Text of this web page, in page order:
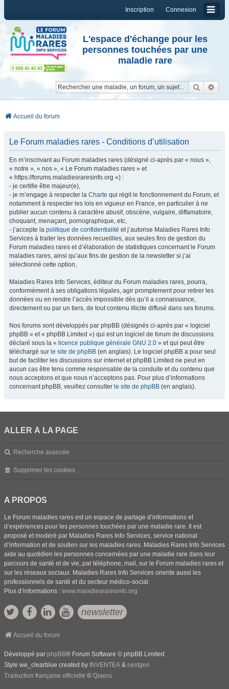
Connexion
Inscription
L'espace d'échange pour les
personnes touchées par une
maladie rare
Accueil du forum
Le Forum maladies rares - Conditions d’utilisation
En m’inscrivant au Forum maladies rares (désigné ci-après par « nous »,
« notre », « nos », « Le Forum maladies rares » et
« https://forums.maladiesraresinfo.org ») :
- je certifie être majeur(e),
- je m’engage à respecter la Charte qui régit le fonctionnement du Forum, et
notamment à respecter les lois en vigueur en France, en particulier à ne
publier aucun contenu à caractère abusif, obscène, vulgaire, diffamatoire,
choquant, menaçant, pornographique, etc,
- j’accepte la politique de confidentialité et j’autorise Maladies Rares Info
Services à traiter les données recueillies, aux seules fins de gestion du
Forum maladies rares et d’élaboration de statistiques concernant le Forum
maladies rares, ainsi qu’aux fins de gestion de la newsletter si j’ai
sélectionné cette option,
Maladies Rares Info Services, éditeur du Forum maladies rares, pourra,
conformément à ses obligations légales, agir promptement pour retirer les
données ou en rendre l’accès impossible dès qu’il a connaissance,
directement ou par un tiers, de tout contenu illicite diffusé dans ses forums.
Nos forums sont développés par phpBB (désignés ci-après par « logiciel
phpBB » et « phpBB Limited ») qui est un logiciel de forum de discussions
déclaré sous la « licence publique générale GNU 2.0 » et qui peut être
téléchargé sur le site de phpBB (en anglais). Le logiciel phpBB a pour seul
but de faciliter les discussions sur internet et phpBB Limited ne peut en
aucun cas être tenu comme responsable de la conduite et du contenu que
nous acceptons et que nous n’acceptons pas. Pour plus d’informations
concernant phpBB, veuillez consulter le site de phpBB (en anglais).
ALLER À LA PAGE
Recherche avancée
Supprimer les cookies
A PROPOS
Le Forum maladies rares est un espace de partage d’informations et
d’expériences pour les personnes touchées par une maladie rare. Il est
proposé et modéré par Maladies Rares Info Services, service national
d’information et de soutien sur les maladies rares. Maladies Rares Info Services
aide au quotidien les personnes concernées par une maladie rare dans leur
parcours de santé et de vie, par téléphone, mail, sur le Forum maladies rares et
sur les réseaux sociaux. Maladies Rares Info Services oriente aussi les
professionnels de santé et du secteur médico-social.
Plus d’informations : www.maladiesraresinfo.org
newsletter
Accueil du forum
Développé par phpBB® Forum Software © phpBB Limited
Style we_clearblue created by INVENTEA & nextgen
Traduction française officielle © Qiaeru